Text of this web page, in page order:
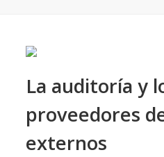
La auditoría y
proveedores
externos